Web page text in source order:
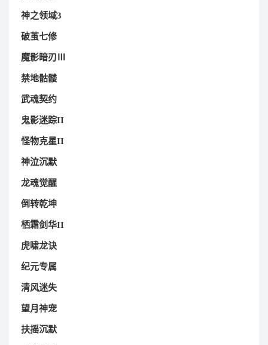
神之领域3
破茧七修
魔影暗刃Ⅲ
禁地骷髅
武魂契约
鬼影迷踪II
怪物克星II
神泣沉默
龙魂觉醒
倒转乾坤
栖霜剑华II
虎啸龙诀
纪元专属
清风迷失
望月神宠
扶摇沉默